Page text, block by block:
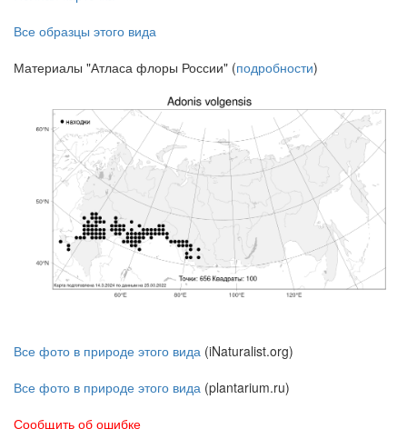
Все образцы этого вида
Материалы "Атласа флоры России" (подробности)
Все фото в природе этого вида (iNaturalist.org)
Все фото в природе этого вида (plantarium.ru)
Сообщить об ошибке